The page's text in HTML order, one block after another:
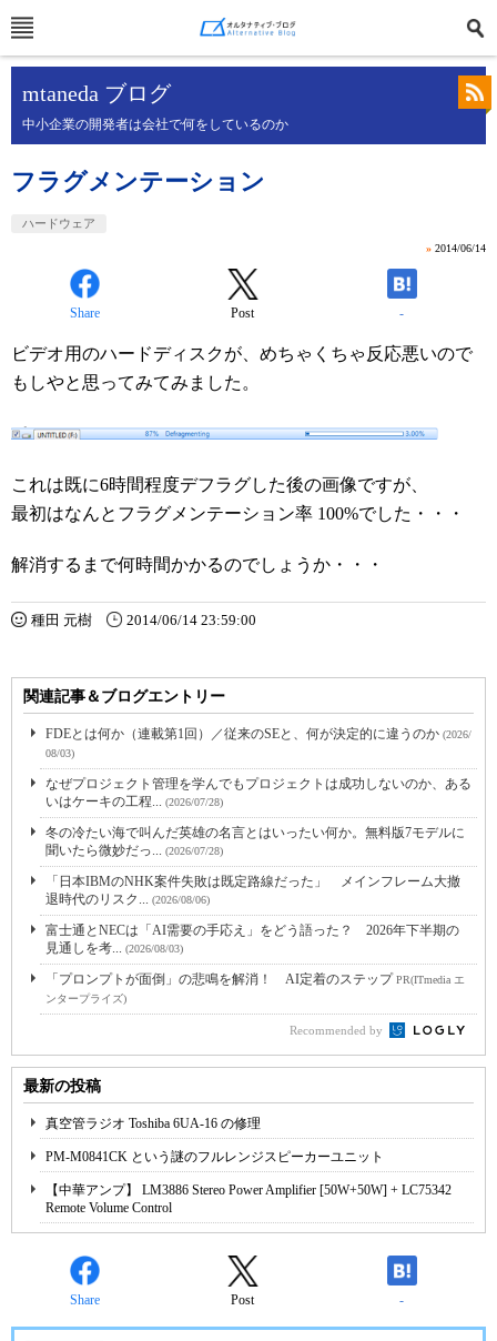
mtaneda ブログ
中小企業の開発者は会社で何をしているのか
フラグメンテーション
ハードウェア
» 2014/06/14
Share Post -
ビデオ用のハードディスクが、めちゃくちゃ反応悪いので
もしやと思ってみてみました。
これは既に6時間程度デフラグした後の画像ですが、
最初はなんとフラグメンテーション率 100%でした・・・
解消するまで何時間かかるのでしょうか・・・
種田 元樹 2014/06/14 23:59:00
関連記事＆ブログエントリー
FDEとは何か（連載第1回）／従来のSEと、何が決定的に違うのか (2026/
08/03)
なぜプロジェクト管理を学んでもプロジェクトは成功しないのか、ある
いはケーキの工程... (2026/07/28)
冬の冷たい海で叫んだ英雄の名言とはいったい何か。無料版7モデルに
聞いたら微妙だっ... (2026/07/28)
「日本IBMのNHK案件失敗は既定路線だった」 メインフレーム大撤
退時代のリスク... (2026/08/06)
富士通とNECは「AI需要の手応え」をどう語った？ 2026年下半期の
見通しを考... (2026/08/03)
「プロンプトが面倒」の悲鳴を解消！ AI定着のステップPR(ITmedia エ
ンタープライズ)
Recommended by
最新の投稿
真空管ラジオ Toshiba 6UA-16 の修理
PM-M0841CK という謎のフルレンジスピーカーユニット
【中華アンプ】 LM3886 Stereo Power Amplifier [50W+50W] + LC75342
Remote Volume Control
Share Post -